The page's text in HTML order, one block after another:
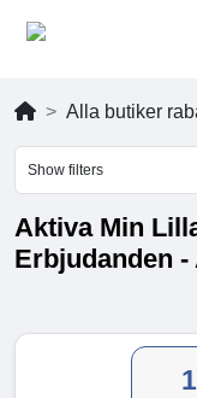
Alla butiker
Show filters
Aktiva Min
Erbjudanden -